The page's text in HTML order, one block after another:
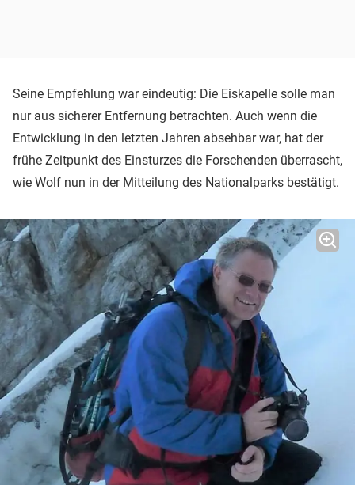
Seine Empfehlung war eindeutig: Die Eiskapelle solle man
nur aus sicherer Entfernung betrachten. Auch wenn die
Entwicklung in den letzten Jahren absehbar war, hat der
frühe Zeitpunkt des Einsturzes die Forschenden überrascht,
wie Wolf nun in der Mitteilung des Nationalparks bestätigt.